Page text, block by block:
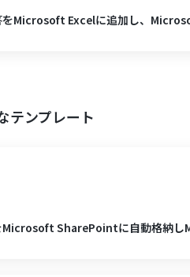
をMicrosoft Excelに追加し、
テンプレート
Microsoft SharePointに自動格納